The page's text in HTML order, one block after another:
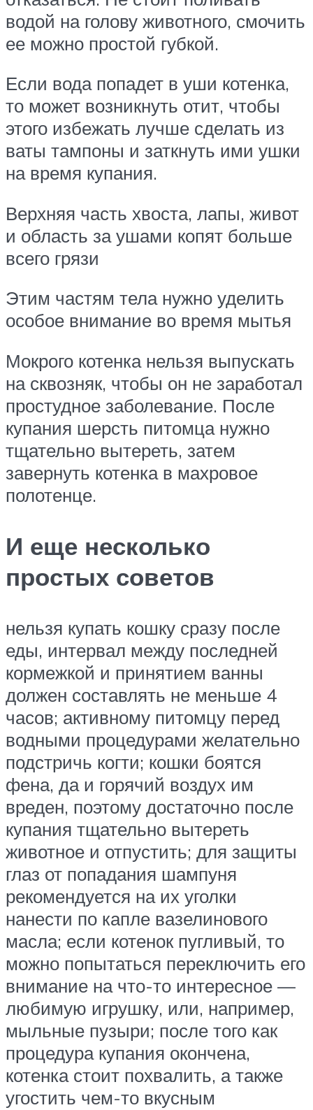
водой на голову животного, смочить
ее можно простой губкой.
Если вода попадет в уши котенка,
то может возникнуть отит, чтобы
этого избежать лучше сделать из
ваты тампоны и заткнуть ими ушки
на время купания.
Верхняя часть хвоста, лапы, живот
и область за ушами копят больше
всего грязи
Этим частям тела нужно уделить
особое внимание во время мытья
Мокрого котенка нельзя выпускать
на сквозняк, чтобы он не заработал
простудное заболевание. После
купания шерсть питомца нужно
тщательно вытереть, затем
завернуть котенка в махровое
полотенце.
И еще несколько
простых советов
нельзя купать кошку сразу после
еды, интервал между последней
кормежкой и принятием ванны
должен составлять не меньше 4
часов; активному питомцу перед
водными процедурами желательно
подстричь когти; кошки боятся
фена, да и горячий воздух им
вреден, поэтому достаточно после
купания тщательно вытереть
животное и отпустить; для защиты
глаз от попадания шампуня
рекомендуется на их уголки
нанести по капле вазелинового
масла; если котенок пугливый, то
можно попытаться переключить его
внимание на что-то интересное —
любимую игрушку, или, например,
мыльные пузыри; после того как
процедура купания окончена,
котенка стоит похвалить, а также
угостить чем-то вкусным